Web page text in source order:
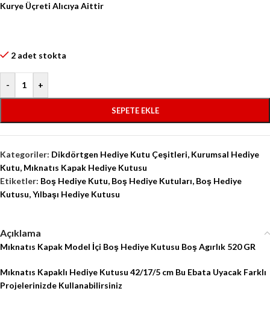
Kurye Üçreti Alıcıya Aittir
2 adet stokta
- +
SEPETE EKLE
Kategoriler: Dikdörtgen Hediye Kutu Çeşitleri, Kurumsal Hediye
Kutu, Mıknatıs Kapak Hediye Kutusu
Etiketler: Boş Hediye Kutu, Boş Hediye Kutuları, Boş Hediye
Kutusu,Yılbaşı Hediye Kutusu
Açıklama
Mıknatıs Kapak Model İçi Boş Hediye Kutusu Boş Agırlık 520 GR
Mıknatıs Kapaklı Hediye Kutusu 42/17/5 cm Bu Ebata Uyacak Farklı
Projelerinizde Kullanabilirsiniz